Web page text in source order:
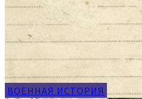
ВОЕННАЯ ИСТОРИЯ